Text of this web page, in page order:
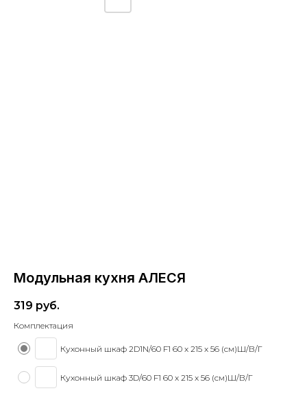
Модульная кухня АЛЕСЯ
319 руб.
Комплектация
Кухонный шкаф 2D1N/60 F1 60 x 215 x 56 (см)Ш/В/Г
Кухонный шкаф 3D/60 F1 60 x 215 x 56 (см)Ш/В/Г